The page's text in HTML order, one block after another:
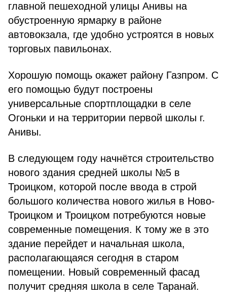
главной пешеходной улицы Анивы на
обустроенную ярмарку в районе
автовокзала, где удобно устроятся в новых
торговых павильонах.
Хорошую помощь окажет району Газпром. С
его помощью будут построены
универсальные спортплощадки в селе
Огоньки и на территории первой школы г.
Анивы.
В следующем году начнётся строительство
нового здания средней школы №5 в
Троицком, которой после ввода в строй
большого количества нового жилья в Ново-
Троицком и Троицком потребуются новые
современные помещения. К тому же в это
здание перейдет и начальная школа,
располагающаяся сегодня в старом
помещении. Новый современный фасад
получит средняя школа в селе Таранай.